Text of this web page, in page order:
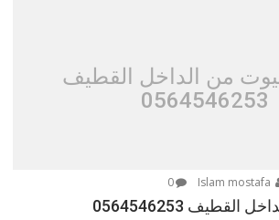
من الداخل القطيف
0564546253
0
0564546253